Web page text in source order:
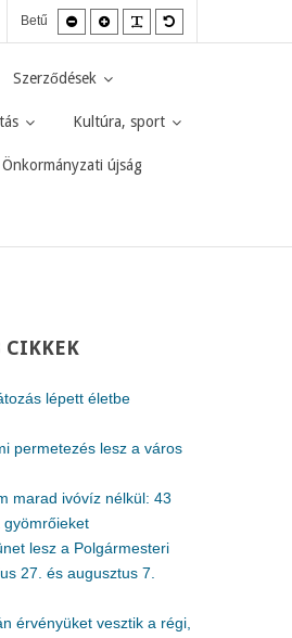
Széles
elrendezés
Betű
Kisebb
betűméret
Nagyobb
betűméret
Szerződések
Kultúra, sport
Önkormányzati újság
CIKKEK
lépett életbe
permetezés lesz a város
marad ivóvíz nélkül: 43
gyömrőieket
lesz a Polgármesteri
27. és augusztus 7.
érvényüket vesztik a régi,